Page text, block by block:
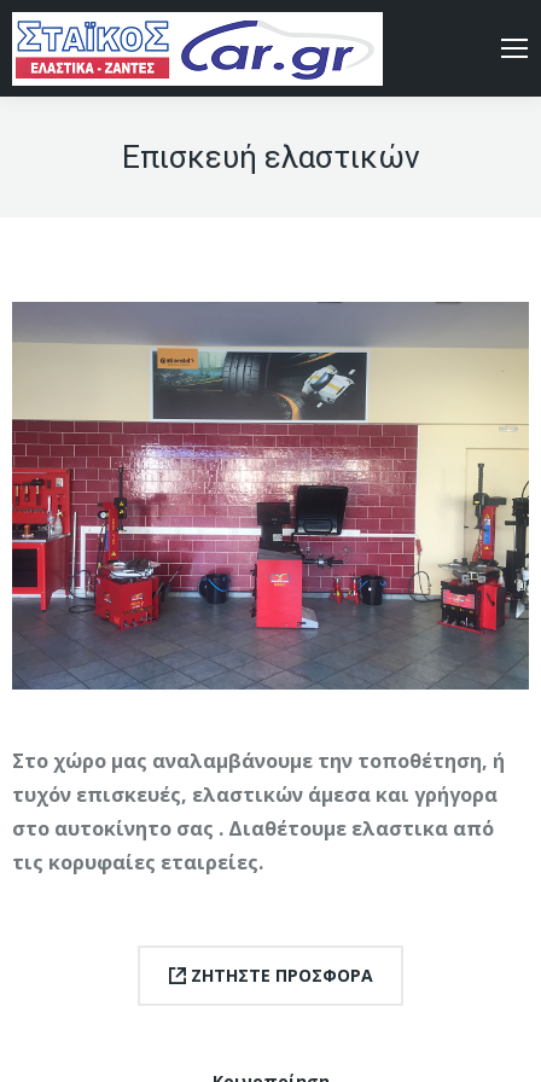
Επισκευή ελαστικών
Στο χώρο μας αναλαμβάνουμε την τοποθέτηση, ή
τυχόν επισκευές, ελαστικών άμεσα και γρήγορα
στο αυτοκίνητο σας . Διαθέτουμε ελαστικα από
τις κορυφαίες εταιρείες.
ΖΗΤΗΣΤΕ ΠΡΟΣΦΟΡΑ